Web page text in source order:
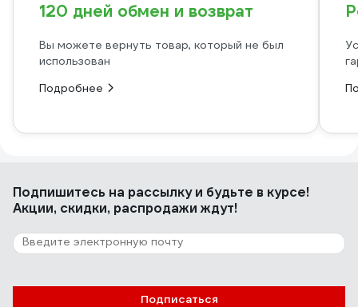
120 дней обмен и возврат
Вы можете вернуть товар, который не был
использован
Подробнее
Подпишитесь на рассылкуи будьте в курсе!
Акции, скидки, распродажи ждут!
Подписаться